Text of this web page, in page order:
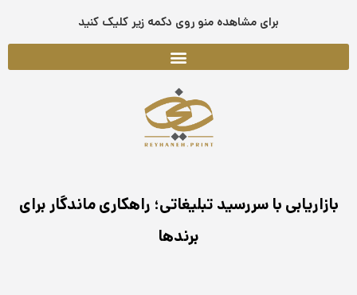
برای مشاهده منو روی دکمه زیر کلیک کنید
بازاریابی با سررسید تبلیغاتی؛ راهکاری ماندگار برای
برندها